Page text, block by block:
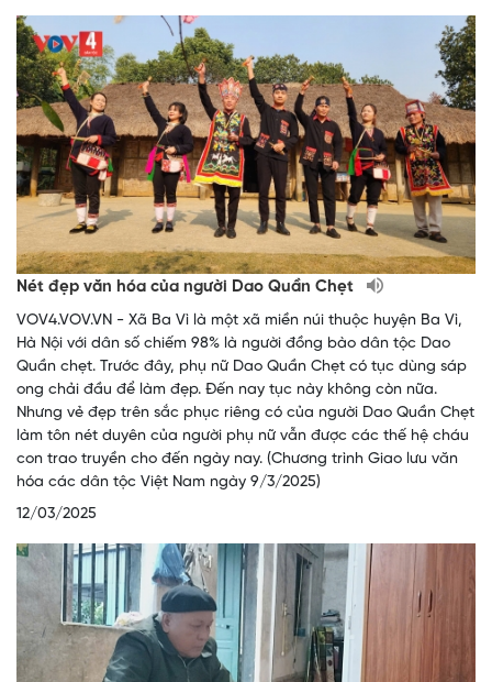
Nét đẹp văn hóa của người Dao Quần Chẹt
VOV4.VOV.VN - Xã Ba Vì là một xã miền núi thuộc huyện Ba Vì,
Hà Nội với dân số chiếm 98% là người đồng bào dân tộc Dao
Quần chẹt. Trước đây, phụ nữ Dao Quần Chẹt có tục dùng sáp
ong chải đầu để làm đẹp. Đến nay tục này không còn nữa.
Nhưng vẻ đẹp trên sắc phục riêng có của người Dao Quần Chẹt
làm tôn nét duyên của người phụ nữ vẫn được các thế hệ cháu
con trao truyền cho đến ngày nay. (Chương trình Giao lưu văn
hóa các dân tộc Việt Nam ngày 9/3/2025)
12/03/2025